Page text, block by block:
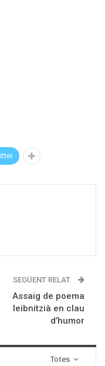
SEGÜENT RELAT
Assaig de poema
leibnitzià en clau
d’humor
Totes